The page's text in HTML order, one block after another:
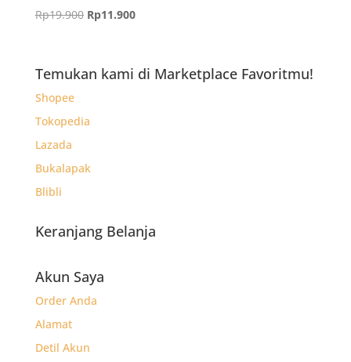
Rp19.900 Harga
Rp19.900.
Rp11.900Harga
adalah:
Temukan kami di Marketplace Favoritmu!
Shopee
Tokopedia
Lazada
Bukalapak
Blibli
Keranjang Belanja
Akun Saya
Order Anda
Alamat
Detil Akun